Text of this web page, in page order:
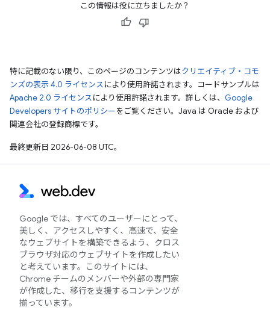
この情報は役に立ちましたか？
特に記載のない限り、このページのコンテンツはクリエイティブ・コモ
ンズの表示 4.0 ライセンスにより使用許諾されます。コードサンプルは
Apache 2.0 ライセンスにより使用許諾されます。詳しくは、 Google
Developers サイトのポリシーをご覧ください。Java は Oracle および
関連会社の登録商標です。
最終更新日 2026-06-08 UTC。
Google では、すべてのユーザーにとって、
美しく、アクセスしやすく、高速で、安全
なウェブサイトを構築できるよう、クロス
ブラウザ対応のウェブサイトを作成したい
と考えています。このサイトには、
Chrome チームのメンバーや外部の専門家
が作成した、移行を支援するコンテンツが
揃っています。